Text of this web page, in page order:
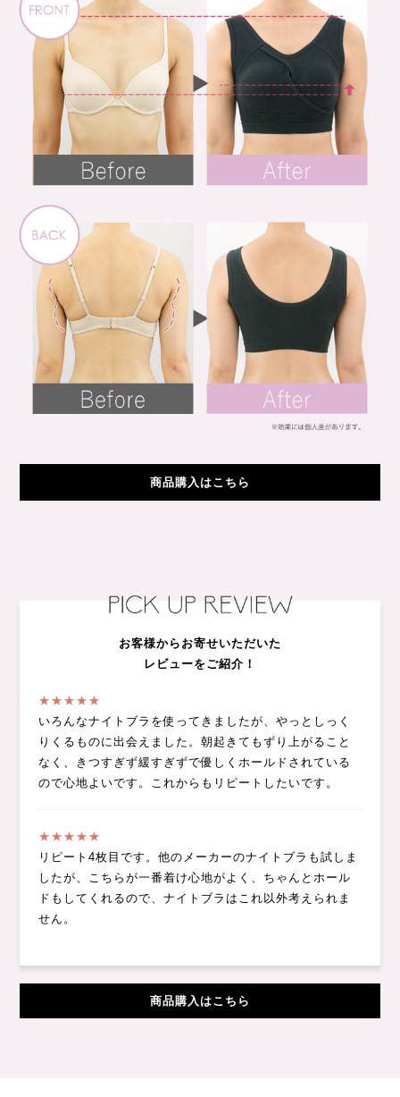
商品購入はこちら
お客様からお寄せいただいた
レビューをご紹介！
★★★★★
いろんなナイトブラを使ってきましたが、やっとしっく
りくるものに出会えました。朝起きてもずり上がること
なく、きつすぎず緩すぎずで優しくホールドされている
ので心地よいです。これからもリピートしたいです。
★★★★★
リピート4枚目です。他のメーカーのナイトブラも試しま
したが、こちらが一番着け心地がよく、ちゃんとホール
ドもしてくれるので、ナイトブラはこれ以外考えられま
せん。
商品購入はこちら